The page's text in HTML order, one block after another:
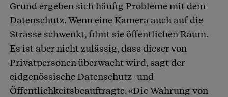
Grund ergeben sich häufig Probleme mit dem
Datenschutz. Wenn eine Kamera auch auf die
Strasse schwenkt, filmt sie öffentlichen Raum.
Es ist aber nicht zulässig, dass dieser von
Privatpersonen überwacht wird, sagt der
eidgenössische Datenschutz- und
Öffentlichkeitsbeauftragte. «Die Wahrung von